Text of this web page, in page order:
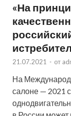
«На
21.07.2021 - от
На
салоне — 2021